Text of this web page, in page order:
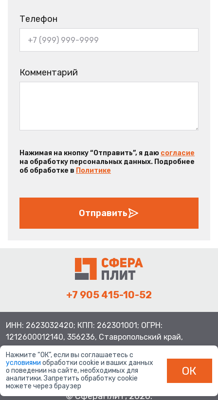
Телефон
Комментарий
Нажимая на кнопку “Отправить”, я даю согласие
на обработку персональных данных. Подробнее
об обработке в Политике
Отправить
+7 905 415-10-52
ИНН: 2623032420; КПП: 262301001; ОГРН:
1212600012140, 356236, Ставропольский край,
Шпаковский район, с.Верхнерусское, ул.Батайская 3
© СфераПлит, 2026.
Нажмите “ОК”, если вы соглашаетесь с
условиями обработки cookie и ваших данных
о поведении на сайте, необходимых для
аналитики. Запретить обработку cookie
можете через браузер
ОК